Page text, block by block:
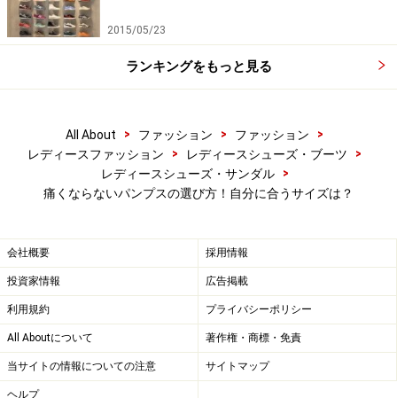
サイズが合っている靴とは、
に隙間のできないぴったりサイズのもの。浅ぐりのパン
プスでは、履き口のフィット感があり、大きすぎないも
のを選んでください。サイズが合った靴を選ぶことで、
靴が変形し、すぐに履けない状態になってしまうので、
注意してください。
靴底は、かかと部分の硬さと安定感が重要
靴底は滑りにくいものを選びましょう。滑り止めがある
ことで綺麗な歩行が保てるからです。
また、地面に接地する前部分は硬すぎず、指先を蹴る動
2015/05/23
ランキングをもっと見る
All About > ファッション > ファッション
>
レディースファッション
> レディースシューズ・ブーツ
>
レディースシューズ・サンダル
>
痛くならないパンプスの選び方！自分に合うサイズは？
会社概要 採用情報
投資家情報 広告掲載
利用規約 プライバシーポリシー
All Aboutについて 著作権・商標・免責
当サイトの情報についての注意 サイトマップ
ヘルプ